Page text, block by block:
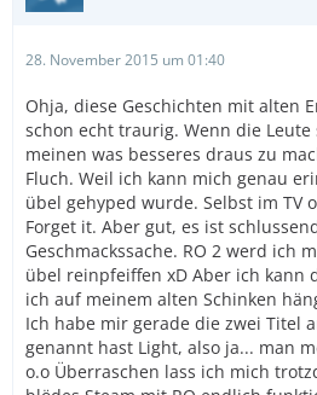
28. November 2015 um 01:40
Ohja, diese Geschichten mit alten
schon echt traurig. Wenn die
meinen was besseres draus zu
Fluch. Weil ich kann mich genau
übel gehyped wurde. Selbst im TV
Forget it. Aber gut, es ist
Geschmackssache. RO 2 werd ich
übel reinpfeiffen xD Aber ich kann
ich auf meinem alten Schinken
Ich habe mir gerade die zwei Titel
genannt hast Light, also ja... man
o.o Überraschen lass ich mich